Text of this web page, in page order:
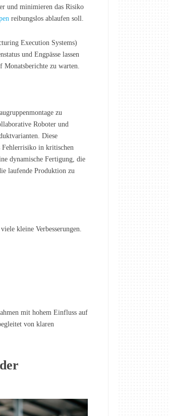
und minimieren das Risiko
reibungslos ablaufen soll.
Execution Systems)
und Engpässe lassen
zu warten.
zu
Roboter und
Diese
Fehlerrisiko in kritischen
dynamische Fertigung, die
laufende Produktion zu
kleine Verbesserungen.
mit hohem Einfluss auf
von klaren